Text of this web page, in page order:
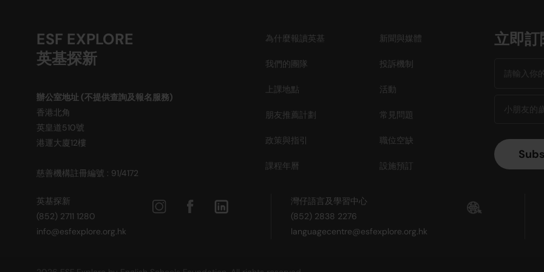
ESF EXPLORE
英基探新
辦公室地址 (不提供查詢及報名服務)
香港北角
英皇道510號
港運大廈12樓
慈善機構註冊編號 : 91/4172
為什麼報讀英基 新聞與媒體
我們的團隊 投訴機制
上課地點 活動
朋友推薦計劃 常見問題
政策與指引 職位空缺
課程年曆 設施預訂
立即訂
英基探新
(852) 2711 1280
info@esfexplore.org.hk
灣仔語言及學習中心
(852) 2838 2276
languagecentre@esfexplore.org.hk